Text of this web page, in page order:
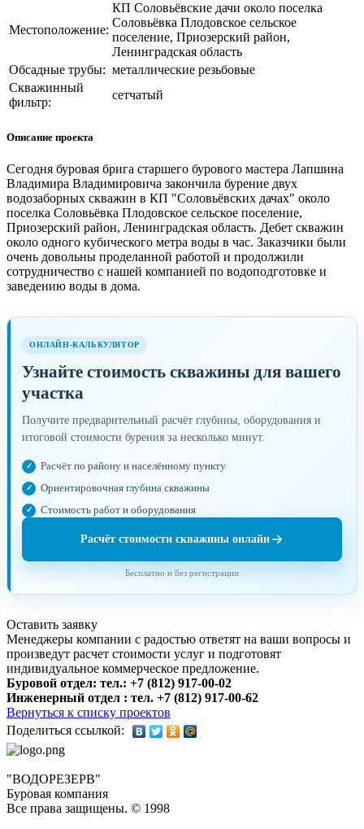
Местоположение:
КП Соловьёвские дачи около поселка
Соловьёвка Плодовское сельское
поселение, Приозерский район,
Ленинградская область
Обсадные трубы: металлические резьбовые
Скважинный
фильтр:
сетчатый
Описание проекта
Сегодня буровая брига старшего бурового мастера Лапшина
Владимира Владимировича закончила бурение двух
водозаборных скважин в КП "Соловьёвских дачах" около
поселка Соловьёвка Плодовское сельское поселение,
Приозерский район, Ленинградская область. Дебет скважин
около одного кубического метра воды в час. Заказчики были
очень довольны проделанной работой и продолжили
сотрудничество с нашей компанией по водоподготовке и
заведению воды в дома.
ОНЛАЙН-КАЛЬКУЛЯТОР
Узнайте стоимость скважины для вашего
участка
Получите предварительный расчёт глубины, оборудования и
итоговой стоимости бурения за несколько минут.
Расчёт по району и населённому пункту
Ориентировочная глубина скважины
Стоимость работ и оборудования
Расчёт стоимости скважины онлайн
Бесплатно и без регистрации
Оставить заявку
Менеджеры компании с радостью ответят на ваши вопросы и
произведут расчет стоимости услуг и подготовят
индивидуальное коммерческое предложение.
Буровой отдел: тел.: +7 (812) 917-00-02
Инженерный отдел : тел. ‎+7 (812) 917-00-62
Вернуться к списку проектов
Поделиться ссылкой:
"ВОДОРЕЗЕРВ"
Буровая компания
Все права защищены. © 1998